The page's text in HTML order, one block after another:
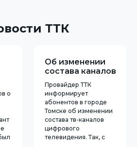
ТТК
о
Об изменении
состава каналов
ТТК ТВ в Томске
Провайдер ТТК
информирует
абонентов в городе
Томске об изменении
состава тв-каналов
цифрового
телевидения. Так, с